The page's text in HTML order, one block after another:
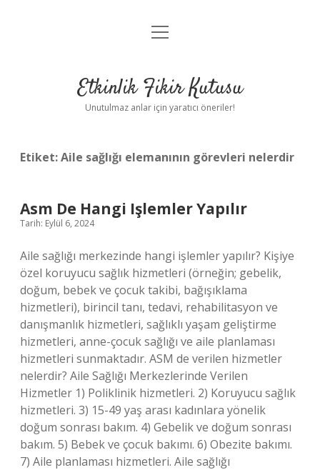
Anasayfa
Yasal Uyarı
menüyü
Etkinlik Fikir Kutusu
Unutulmaz anlar için yaratıcı öneriler!
Etiket:Aile sağlığı elemanının görevleri nelerdir
Asm De Hangi Işlemler Yapılır
Tarih: Eylül 6, 2024
Aile sağlığı merkezinde hangi işlemler yapılır? Kişiye
özel koruyucu sağlık hizmetleri (örneğin; gebelik,
doğum, bebek ve çocuk takibi, bağışıklama
hizmetleri), birincil tanı, tedavi, rehabilitasyon ve
danışmanlık hizmetleri, sağlıklı yaşam geliştirme
hizmetleri, anne-çocuk sağlığı ve aile planlaması
hizmetleri sunmaktadır. ASM de verilen hizmetler
nelerdir? Aile Sağlığı Merkezlerinde Verilen
Hizmetler 1) Poliklinik hizmetleri. 2) Koruyucu sağlık
hizmetleri. 3) 15-49 yaş arası kadınlara yönelik
doğum sonrası bakım. 4) Gebelik ve doğum sonrası
bakım. 5) Bebek ve çocuk bakımı. 6) Obezite bakımı.
7) Aile planlaması hizmetleri. Aile sağlığı